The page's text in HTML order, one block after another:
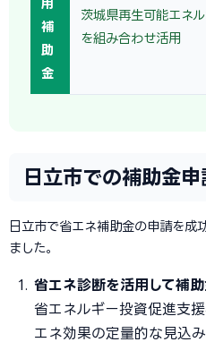
用
補
助
金
茨城県再生可能エネ
を組み合わせ活用
日立市での補助金
日立市で省エネ補助金の申請を成
ました。
省エネ診断を活用して補
省エネルギー投資促進支
エネ効果の定量的な見込